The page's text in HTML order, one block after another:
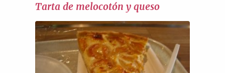
Tarta de melocotón y queso